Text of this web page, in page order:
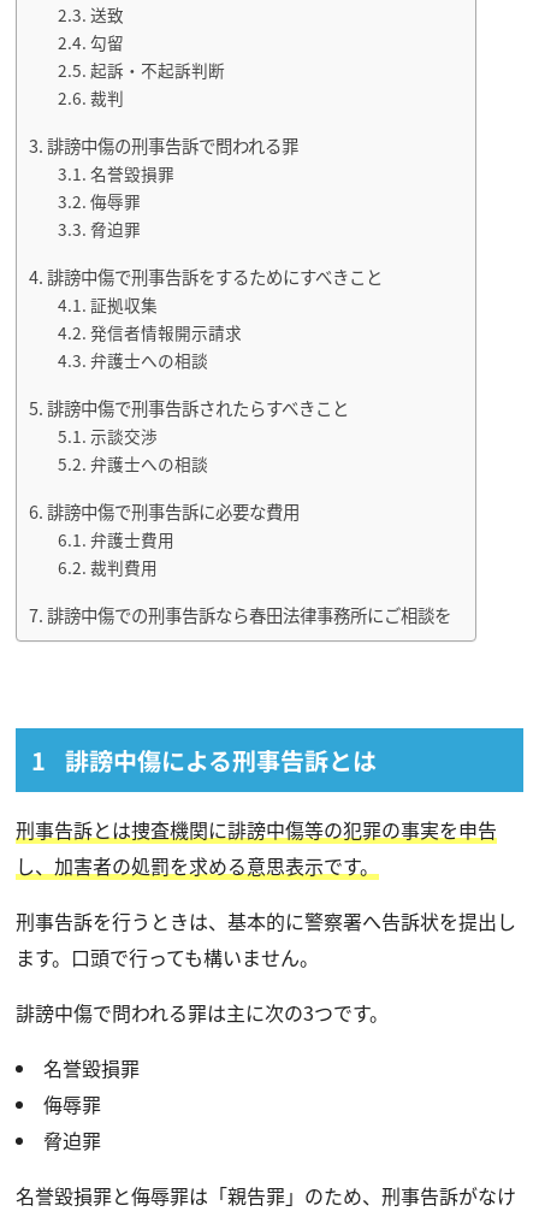
送致
勾留
起訴・不起訴判断
裁判
誹謗中傷の刑事告訴で問われる罪
名誉毀損罪
侮辱罪
脅迫罪
誹謗中傷で刑事告訴をするためにすべきこと
証拠収集
発信者情報開示請求
弁護士への相談
誹謗中傷で刑事告訴されたらすべきこと
示談交渉
弁護士への相談
誹謗中傷で刑事告訴に必要な費用
弁護士費用
裁判費用
誹謗中傷での刑事告訴なら春田法律事務所にご相談を
誹謗中傷による刑事告訴とは
刑事告訴とは捜査機関に誹謗中傷等の犯罪の事実を申告
し、加害者の処罰を求める意思表示です。
刑事告訴を行うときは、基本的に警察署へ告訴状を提出し
ます。口頭で行っても構いません。
誹謗中傷で問われる罪は主に次の3つです。
名誉毀損罪
侮辱罪
脅迫罪
名誉毀損罪と侮辱罪は「親告罪」のため、刑事告訴がなけ